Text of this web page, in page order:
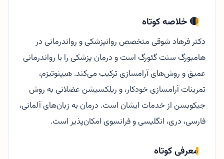
🟡 خلاصه کوتاه
دکتر فرهاد شوقی متخصص روانپزشکی و رواندرمانی در
هامبورگ سنت گئورگ است و درمان پزشکی را با رواندرمانی
عمیق و روش‌های آرامسازی ترکیب می‌کند. هیپنوتیزم،
تمرینات آرامسازی خودکار، و ریلکسیشن عضلانی به روش
جیکوبسن از خدمات ایشان است. درمان به زبان‌های آلمانی،
فارسی، دری، انگلیسی و فرانسوی امکان‌پذیر است.
معرفی کوتاه